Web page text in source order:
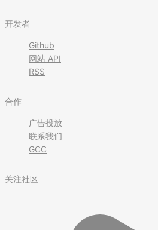
开发者
Github
网站 API
RSS
合作
广告投放
联系我们
GCC
关注社区